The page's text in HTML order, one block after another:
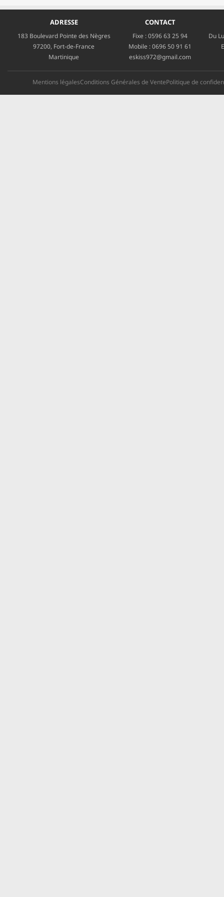
ADRESSE
183 Boulevard Pointe des Nègres
97200, Fort-de-France
Martinique
CONTACT
Fixe :0596 63 25 94
Mobile :0696 50 91 61
eskiss972@gmail.com
Du
Mentions légalesConditions Générales de VentePolitique de